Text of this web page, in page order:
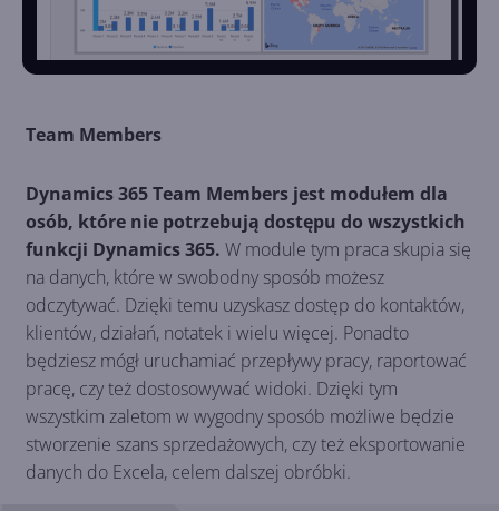
Team Members
Dynamics 365 Team Members jest modułem dla
osób, które nie potrzebują dostępu do wszystkich
funkcji Dynamics 365. W module tym praca skupia się
na danych, które w swobodny sposób możesz
odczytywać. Dzięki temu uzyskasz dostęp do kontaktów,
klientów, działań, notatek i wielu więcej. Ponadto
będziesz mógł uruchamiać przepływy pracy, raportować
pracę, czy też dostosowywać widoki. Dzięki tym
wszystkim zaletom w wygodny sposób możliwe będzie
stworzenie szans sprzedażowych, czy też eksportowanie
danych do Excela, celem dalszej obróbki.